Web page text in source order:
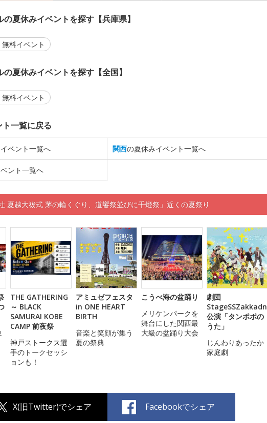
の夏休みイベントを探す【兵庫県】
無料イベント
夏休みイベントを探す【全国】
無料イベント
一覧に戻る
ベント一覧へ 関西の夏休みイベント一覧へ
ント一覧へ
夏越大祓式 茅の輪くぐり、道饗祭並びに千燈祭」近くの夏祭り
THE GATHERING
～ BLACK
SAMURAI KOBE
CAMP 前夜祭
神戸ストークス選
手のトークセッシ
ョンも！
アミュゼフェスタ
in ONE HEART
BIRTH
音楽と笑顔が集う
夏の祭典
こうべ海の盆踊り
メリケンパークを
舞台にした関西最
大級の盆踊り大会
劇団
StageSSZakkadn
公演「タンポポの
うた」
じんわりあったか
家庭劇
X(旧Twitter)でシェア Facebookでシェア